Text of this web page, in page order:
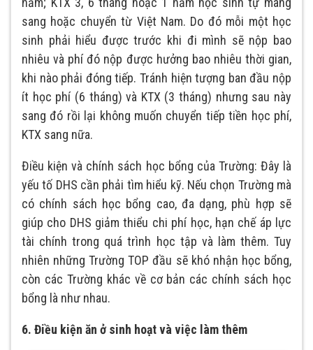
sang hoặc chuyển từ Việt Nam. Do đó mỗi một học
sinh phải hiểu được trước khi đi mình sẽ nộp bao
nhiêu và phí đó nộp được hưởng bao nhiêu thời gian,
khi nào phải đóng tiếp. Tránh hiện tượng ban đầu nộp
ít học phí (6 tháng) và KTX (3 tháng) nhưng sau này
sang đó rồi lại không muốn chuyển tiếp tiền học phí,
KTX sang nữa.
Điều kiện và chính sách học bổng của Trường: Đây là
yếu tố DHS cần phải tìm hiểu kỹ. Nếu chọn Trường mà
có chính sách học bổng cao, đa dạng, phù hợp sẽ
giúp cho DHS giảm thiểu chi phí học, hạn chế áp lực
tài chính trong quá trình học tập và làm thêm. Tuy
nhiên những Trường TOP đầu sẽ khó nhận học bổng,
còn các Trường khác về cơ bản các chính sách học
bổng là như nhau.
6. Điều kiện ăn ở sinh hoạt và việc làm thêm